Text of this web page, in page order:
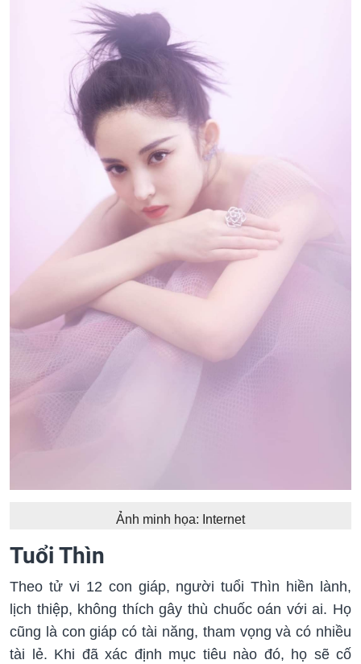
Ảnh minh họa: Internet
Tuổi Thìn
Theo tử vi 12 con giáp, người tuổi Thìn hiền lành,
lịch thiệp, không thích gây thù chuốc oán với ai. Họ
cũng là con giáp có tài năng, tham vọng và có nhiều
tài lẻ. Khi đã xác định mục tiêu nào đó, họ sẽ cố